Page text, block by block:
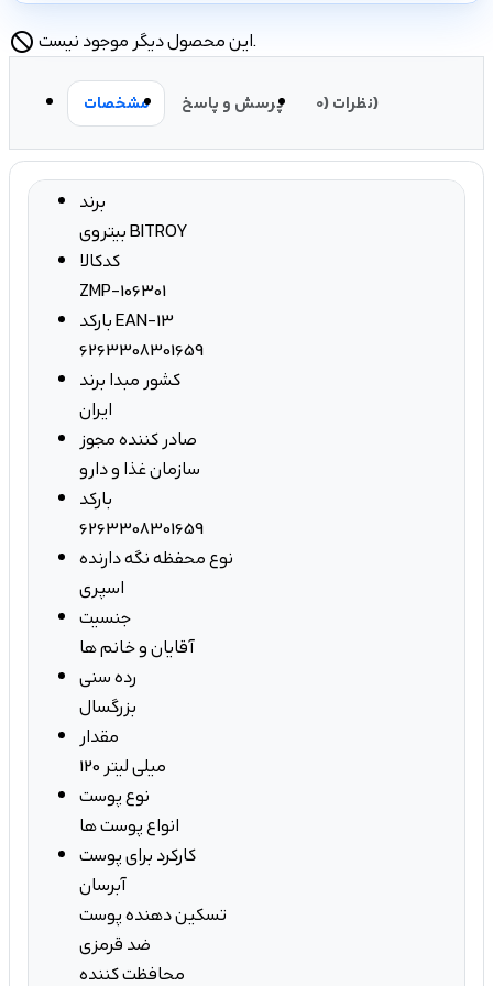
block این محصول دیگر موجود نیست.
مشخصات پرسش و پاسخ نظرات (0)
برند
بیتروی BITROY
کدکالا
ZMP-106301
بارکد EAN-13
6263308301659
کشور مبدا برند
ایران
صادر کننده مجوز
سازمان غذا و دارو
بارکد
6263308301659
نوع محفظه نگه دارنده
اسپری
جنسیت
آقایان و خانم ها
رده سنی
بزرگسال
مقدار
120 میلی لیتر
نوع پوست
انواع پوست ها
کارکرد برای پوست
آبرسان
تسکین دهنده پوست
ضد قرمزی
محافظت کننده